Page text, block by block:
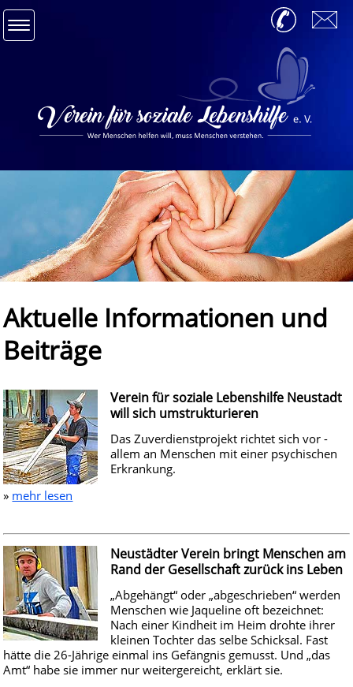
036481 844583
info@soziale-lebenshilfe.de
Navigation
Startseite
Leistungen
Impressum
Datenschutz
Aktuelle Informationen und
Beiträge
Verein für soziale Lebenshilfe Neustadt
will sich umstrukturieren
Das Zuverdienstprojekt richtet sich vor ­
allem an Menschen mit einer psychischen
Erkrankung.
» mehr lesen
Neustädter Verein bringt Menschen am
Rand der Gesellschaft zurück ins Leben
„Abgehängt“ oder „abgeschrieben“ werden
Menschen wie Jaqueline oft bezeichnet:
Nach einer Kindheit im Heim drohte ihrer
kleinen Tochter das selbe Schicksal. Fast
hätte die 26-Jährige einmal ins Gefängnis gemusst. Und „das
Amt“ habe sie immer nur weitergereicht, erklärt sie.